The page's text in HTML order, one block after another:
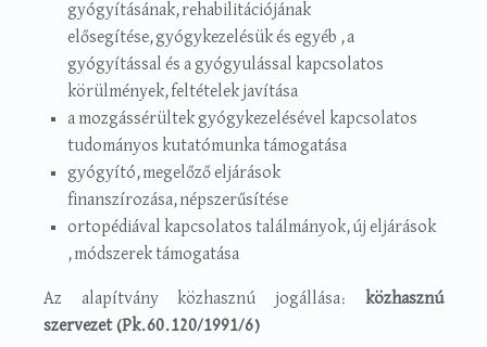
gyógyításának,rehabilitációjának
elősegítése,gyógykezelésük és egyéb ,a
gyógyítással és a gyógyulással kapcsolatos
körülmények,feltételek javítása
a mozgássérültek gyógykezelésével kapcsolatos
tudományos kutatómunka támogatása
gyógyító,megelőző eljárások
finanszírozása,népszerűsítése
ortopédiával kapcsolatos találmányok,új eljárások
,módszerek támogatása
Az alapítvány közhasznú jogállása: közhasznú
szervezet (Pk.60.120/1991/6)